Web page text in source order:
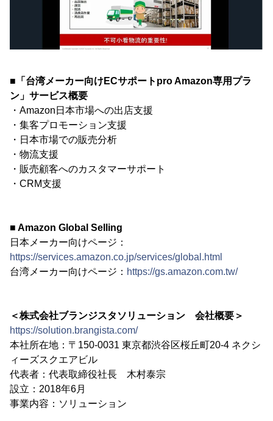
■「台湾メーカー向けECサポートpro Amazon専用プラ
ン」サービス概要
・Amazon日本市場への出店支援
・集客プロモーション支援
・日本市場での販売分析
・物流支援
・販売顧客へのカスタマーサポート
・CRM支援
■ Amazon Global Selling
日本メーカー向けページ：
https://services.amazon.co.jp/services/global.html
台湾メーカー向けページ： https://gs.amazon.com.tw/
＜株式会社ブランジスタソリューション 会社概要＞
https://solution.brangista.com/
本社所在地：〒150-0031 東京都渋谷区桜丘町20-4 ネクシ
ィーズスクエアビル
代表者：代表取締役社長 木村泰宗
設立：2018年6月
事業内容：ソリューション